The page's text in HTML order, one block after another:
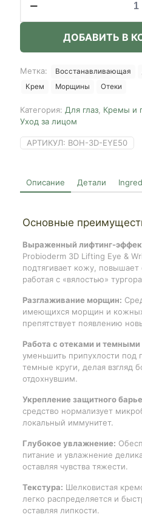
Описание Детали
Основные
Выраженный лифтинг-
Probioderm 3D Lifting Eye &
подтягивает кожу, повышает
работая с «вялостью»
Разглаживание морщин:
имеющихся морщин и
препятствует появлению
Работа с отеками и темными
уменьшить припухлости под
темные круги, делая взгляд
отдохнувшим.
Укрепление защитного
средство нормализует
локальный иммунитет.
Глубокое увлажнение:
питание и увлажнение
оставляя чувства тяжести.
Текстура: Шелковистая
легко распределяется и
оставляя липкости.
товара
3D
Eye
Cream,
25ml*2
ДОБАВИТЬ В
Метка: Восстанавливающая
Крем
Морщины Отеки
Категория: Для глаз Кремы и
Уход за лицом
АРТИКУЛ: BOH-3D-EYE50